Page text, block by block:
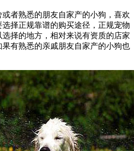
者熟悉的朋友自家产的小狗，喜欢
择正规靠谱的购买途径，正规宠物
择的地方，相对来说有资质的店家
有熟悉的亲戚朋友自家产的小狗也